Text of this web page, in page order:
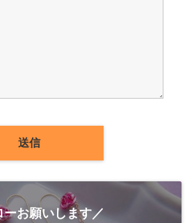
ーお願いします／